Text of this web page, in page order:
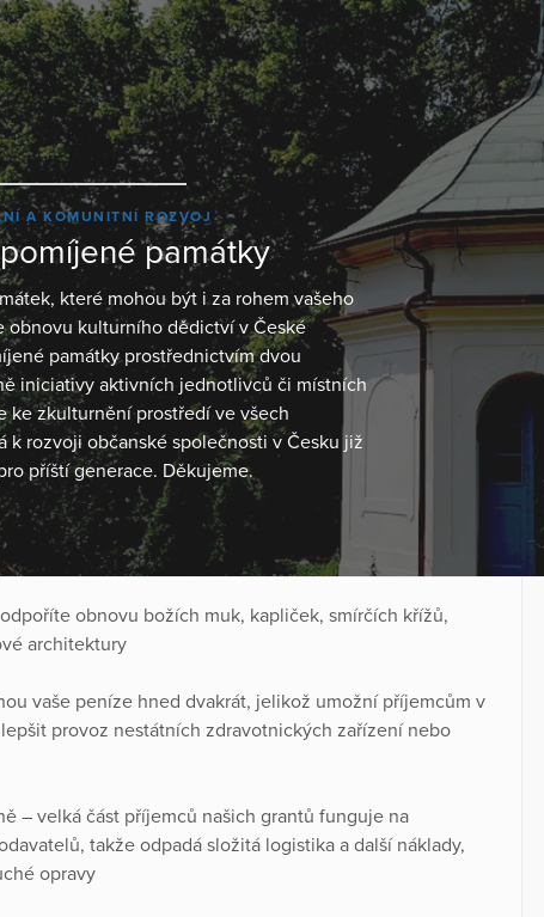
A KOMUNITNÍ ROZVOJ
památky
které mohou být i za rohem vašeho
obnovu kulturního dědictví v České
památky prostřednictvím dvou
iniciativy aktivních jednotlivců či místních
ke zkulturnění prostředí ve všech
k rozvoji občanské společnosti v Česku již
příští generace. Děkujeme.
obnovu božích muk, kapliček, smírčích křížů,
architektury
vaše peníze hned dvakrát, jelikož umožní příjemcům v
provoz nestátních zdravotnických zařízení nebo
velká část příjemců našich grantů funguje na
takže odpadá složitá logistika a další náklady,
opravy